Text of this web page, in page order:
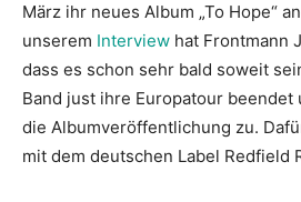
März ihr neues Album „To Hope“
unserem Interview hat Frontmann
dass es schon sehr bald soweit
Band just ihre Europatour
die Albumveröffentlichung zu.
mit dem deutschen Label Redfield